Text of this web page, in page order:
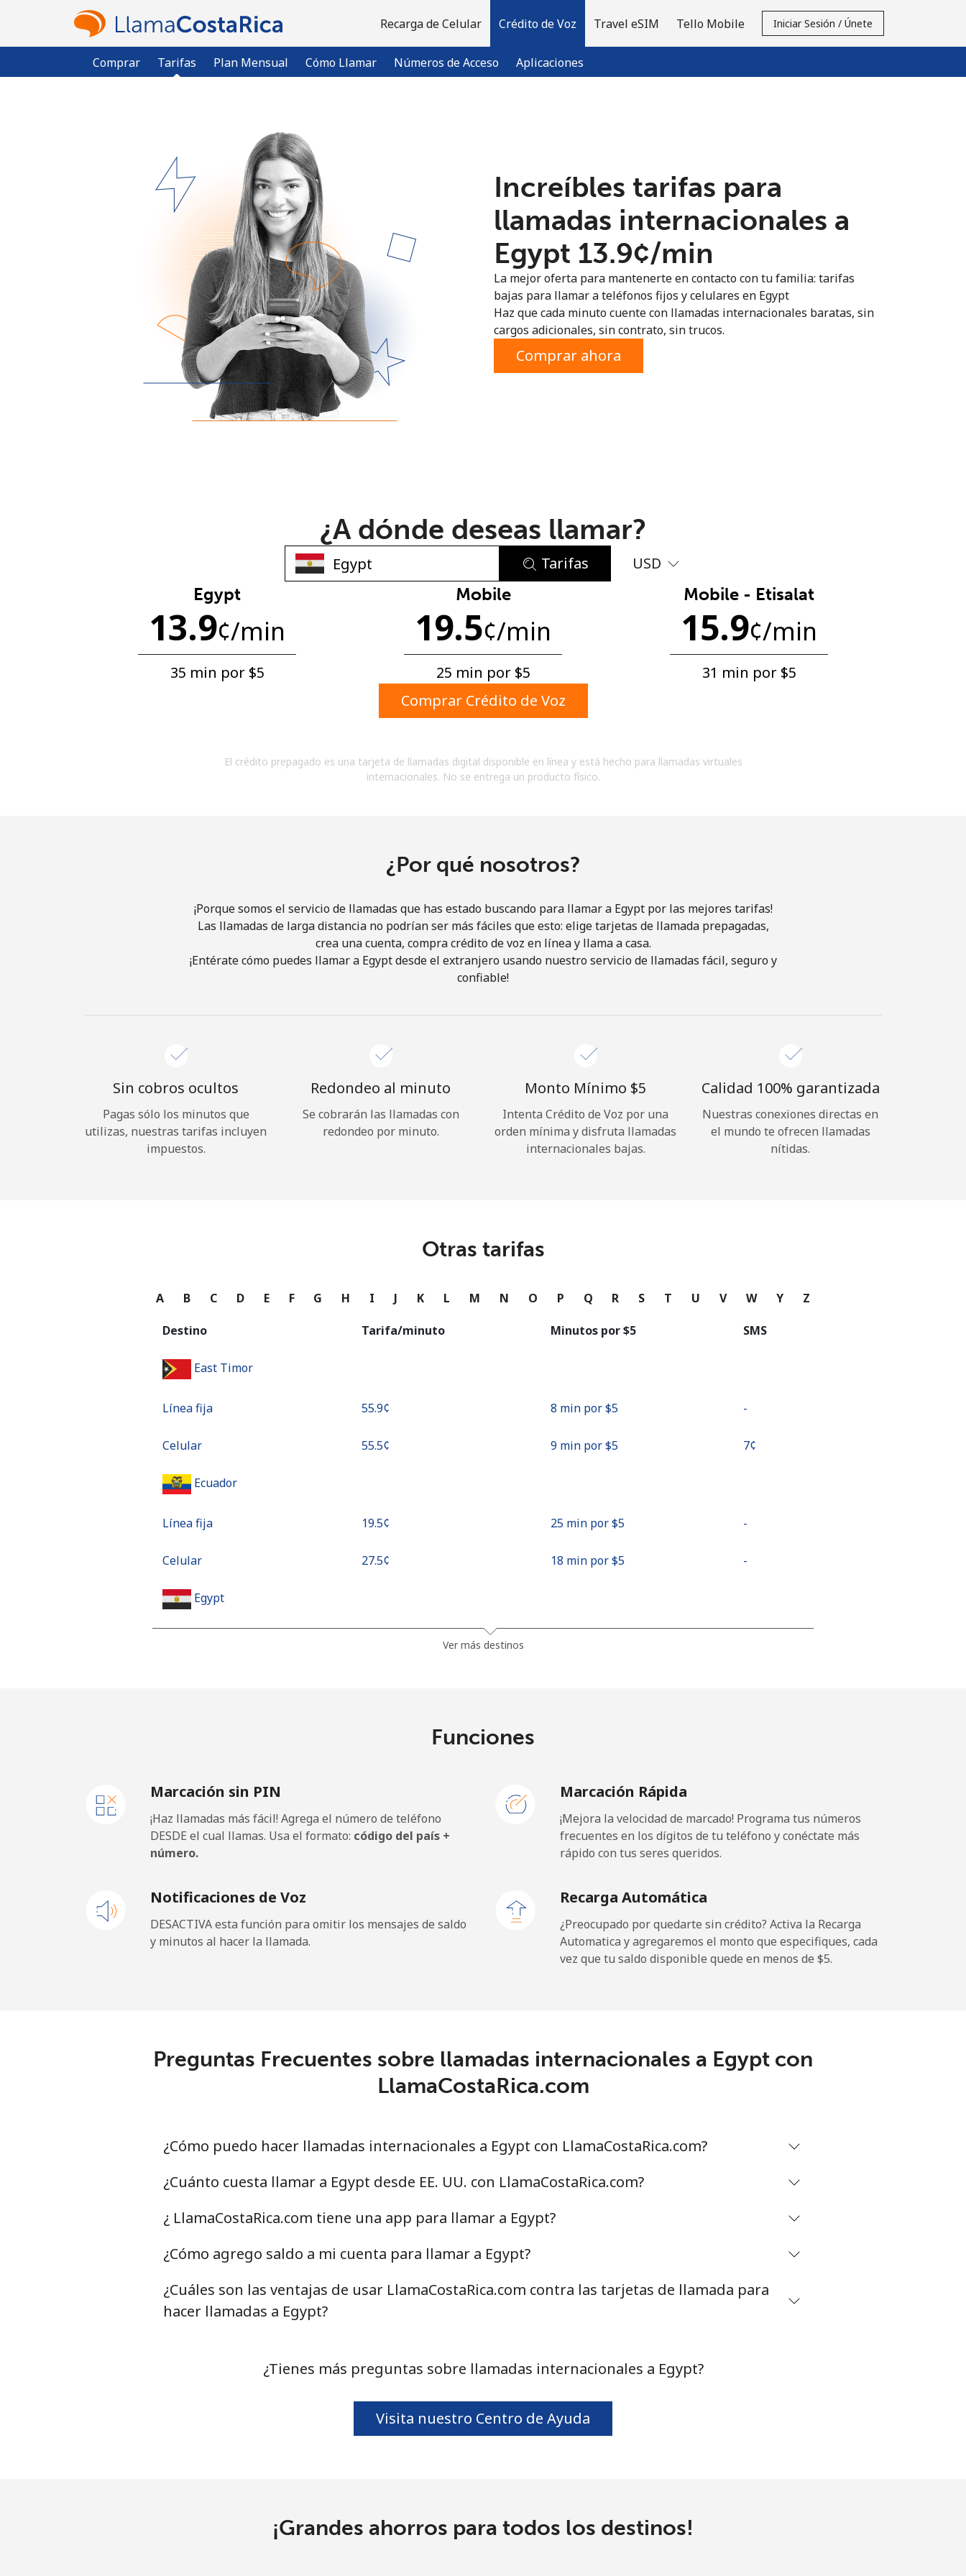
Recarga de Celular Crédito de Voz
Comprar Tarifas Plan Mensual Cómo Llamar Números de Acceso Aplicaciones
Travel eSIM Tello Mobile Iniciar Sesión / Únete
¿Ya tienes una cuenta? Inicia sesión →
Regístrate con
No se ha creado una contraseña
Mínimo 8 caracteres
Una letra mayúscula y una minúscula
Un caracter especial
acuerdo con estos
Términos y condiciones.
Únete
¡Hola!
Iniciar Sesión
Increíbles tarifas para
llamadas internacionales a
Egypt ⁦13.9¢⁩/min
La mejor oferta para mantenerte en contacto con tu familia: tarifas
bajas para llamar a teléfonos fijos y celulares en Egypt
Haz que cada minuto cuente con llamadas internacionales baratas, sin
cargos adicionales, sin contrato, sin trucos.
Comprar ahora
¿A dónde deseas llamar?
Tarifas USD
Egypt
13.9¢/min
35 min por ⁦$5⁩
Mobile
19.5¢/min
25 min por ⁦$5⁩
Mobile - Etisalat
15.9¢/min
31 min por ⁦$5⁩
Comprar Crédito de Voz
El crédito prepagado es una tarjeta de llamadas digital disponible en línea y está hecho para llamadas virtuales
internacionales. No se entrega un producto físico.
¿Por qué nosotros?
¡Porque somos el servicio de llamadas que has estado buscando para llamar a Egypt por las mejores tarifas!
Las llamadas de larga distancia no podrían ser más fáciles que esto: elige tarjetas de llamada prepagadas,
crea una cuenta, compra crédito de voz en línea y llama a casa.
¡Entérate cómo puedes llamar a Egypt desde el extranjero usando nuestro servicio de llamadas fácil, seguro y
confiable!
Sin cobros ocultos
Pagas sólo los minutos que
utilizas, nuestras tarifas incluyen
impuestos.
Redondeo al minuto
Se cobrarán las llamadas con
redondeo por minuto.
Monto Mínimo ⁦$5⁩
Intenta Crédito de Voz por una
orden mínima y disfruta llamadas
internacionales bajas.
Calidad 100% garantizada
Nuestras conexiones directas en
el mundo te ofrecen llamadas
nítidas.
Otras tarifas
A B C D E F G H I J K L M N O P Q R S T U V W Y Z
Destino Tarifa/minuto Minutos por ⁦$5⁩ SMS
East Timor
Línea fija ⁦55.9¢⁩ 8 min por ⁦$5⁩ -
Celular ⁦55.5¢⁩ 9 min por ⁦$5⁩ ⁦7¢⁩
Ecuador
Línea fija ⁦19.5¢⁩ 25 min por ⁦$5⁩ -
Celular ⁦27.5¢⁩ 18 min por ⁦$5⁩ -
Egypt
Línea fija 21 min por ⁦$5⁩
Claro Landlines ⁦11.9¢⁩ 42 min por ⁦$5⁩ -
27 min por ⁦$5⁩
Equatorial Guinea
All country 6 min por ⁦$5⁩ -
Celular ⁦32.9¢⁩ 15 min por ⁦$5⁩ ⁦8¢⁩
Celular ⁦48.5¢⁩ 10 min por ⁦$5⁩
Eswatini
Línea fija ⁦25.9¢⁩
Celular ⁦20.5¢⁩ 24 min por ⁦$5⁩ ⁦38¢⁩
⁦31.5¢⁩ 15 min por ⁦$5⁩
⁦29.9¢⁩ 16 min por ⁦$5⁩
Ver más destinos
Funciones
Marcación sin PIN
¡Haz llamadas más fácil! Agrega el número de teléfono
DESDE el cual llamas. Usa el formato: código del país +
número.
Marcación Rápida
¡Mejora la velocidad de marcado! Programa tus números
frecuentes en los dígitos de tu teléfono y conéctate más
rápido con tus seres queridos.
Notificaciones de Voz
DESACTIVA esta función para omitir los mensajes de saldo
y minutos al hacer la llamada.
Recarga Automática
¿Preocupado por quedarte sin crédito? Activa la Recarga
Automatica y agregaremos el monto que especifiques, cada
vez que tu saldo disponible quede en menos de ⁦$5⁩.
Preguntas Frecuentes sobre llamadas internacionales a Egypt con
LlamaCostaRica.com
¿Cómo puedo hacer llamadas internacionales a Egypt con LlamaCostaRica.com?
¿Cuánto cuesta llamar a Egypt desde EE. UU. con LlamaCostaRica.com?
¿ LlamaCostaRica.com tiene una app para llamar a Egypt?
¿Cómo agrego saldo a mi cuenta para llamar a Egypt?
¿Cuáles son las ventajas de usar LlamaCostaRica.com contra las tarjetas de llamada para
hacer llamadas a Egypt?
¿Tienes más preguntas sobre llamadas internacionales a Egypt?
Visita nuestro Centro de Ayuda
¡Grandes ahorros para todos los destinos!